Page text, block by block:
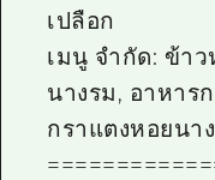
เปลือก
เมนู จำกัด: ข้าว
นางรม, อาหาร
กราแตงหอยนา